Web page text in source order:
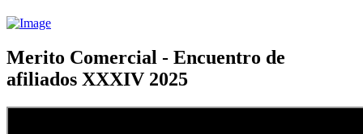
Merito Comercial - Encuentro de
afiliados XXXIV 2025